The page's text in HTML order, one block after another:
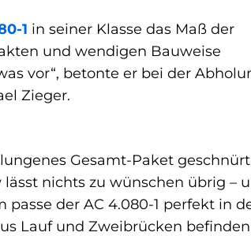
1 in seiner Klasse das Maß der
und wendigen Bauweise
vor“, betonte er bei der
Zieger.
Gesamt-Paket geschnürt
nichts zu wünschen übrig –
der AC 4.080-1 perfekt in
Lauf und Zweibrücken befinden